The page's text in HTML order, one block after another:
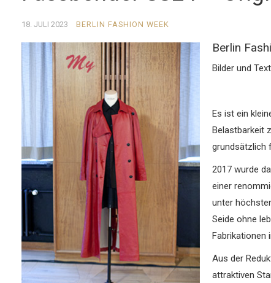
18. JULI 2023 BERLIN FASHION WEEK
Berlin
Bilder und
Es ist ein
Belastbarkeit
grundsätzlich
2017 wurde
einer
unter
Seide ohne
Fabrikationen
Aus der
attraktiven